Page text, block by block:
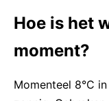
Hoe is het
moment?
Momenteel 8°C